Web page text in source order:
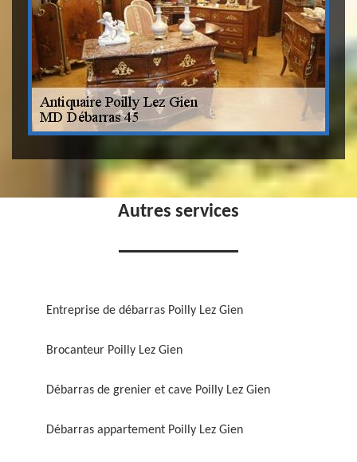
Autres services
Entreprise de débarras Poilly Lez Gien
Brocanteur Poilly Lez Gien
Débarras de grenier et cave Poilly Lez Gien
Débarras appartement Poilly Lez Gien